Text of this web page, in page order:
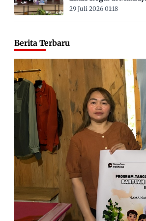
Satu ASN
29 Juli 2026 01:18
Berita Terbaru